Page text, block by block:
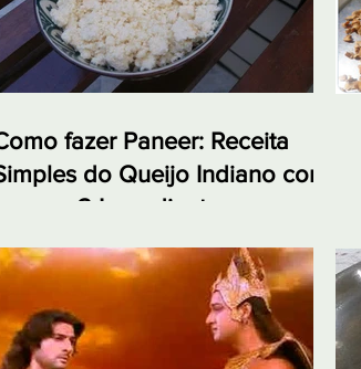
fazer Paneer: Receita
do Queijo Indiano com
apenas 2 Ingredientes